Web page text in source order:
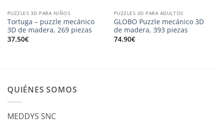
PUZZLES 3D PARA NIÑOS
Tortuga – puzzle mecánico
3D de madera, 269 piezas
37.50€
PUZZLES 3D PARA ADULTOS
GLOBO Puzzle mecánico 3D
de madera, 393 piezas
74.90€
QUIÉNES SOMOS
MEDDYS SNC